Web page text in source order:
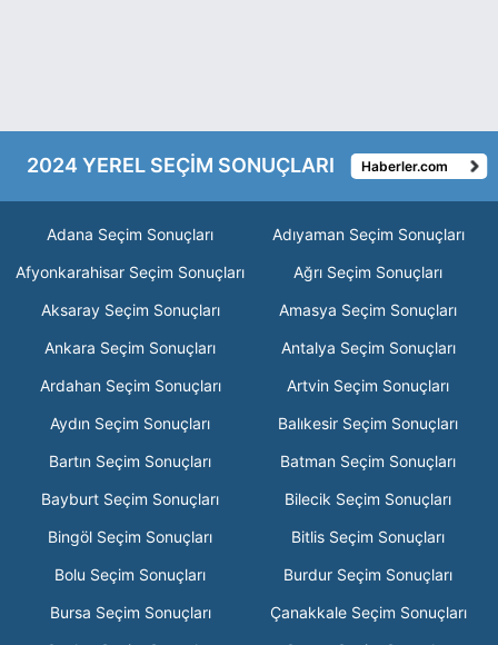
2024 YEREL SEÇİM SONUÇLARI Haberler.com
Adana Seçim Sonuçları
Adıyaman Seçim Sonuçları
Afyonkarahisar Seçim Sonuçları
Ağrı Seçim Sonuçları
Aksaray Seçim Sonuçları
Amasya Seçim Sonuçları
Ankara Seçim Sonuçları
Antalya Seçim Sonuçları
Ardahan Seçim Sonuçları
Artvin Seçim Sonuçları
Aydın Seçim Sonuçları
Balıkesir Seçim Sonuçları
Bartın Seçim Sonuçları
Batman Seçim Sonuçları
Bayburt Seçim Sonuçları
Bilecik Seçim Sonuçları
Bingöl Seçim Sonuçları
Bitlis Seçim Sonuçları
Bolu Seçim Sonuçları
Burdur Seçim Sonuçları
Bursa Seçim Sonuçları
Çanakkale Seçim Sonuçları